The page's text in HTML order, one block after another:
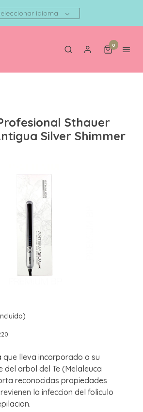
idioma
0
Sthauer
Silver Shimmer
que lleva incorporado a su
del arbol del Te (Melaleuca
reconocidas propiedades
la infeccion del foliculo